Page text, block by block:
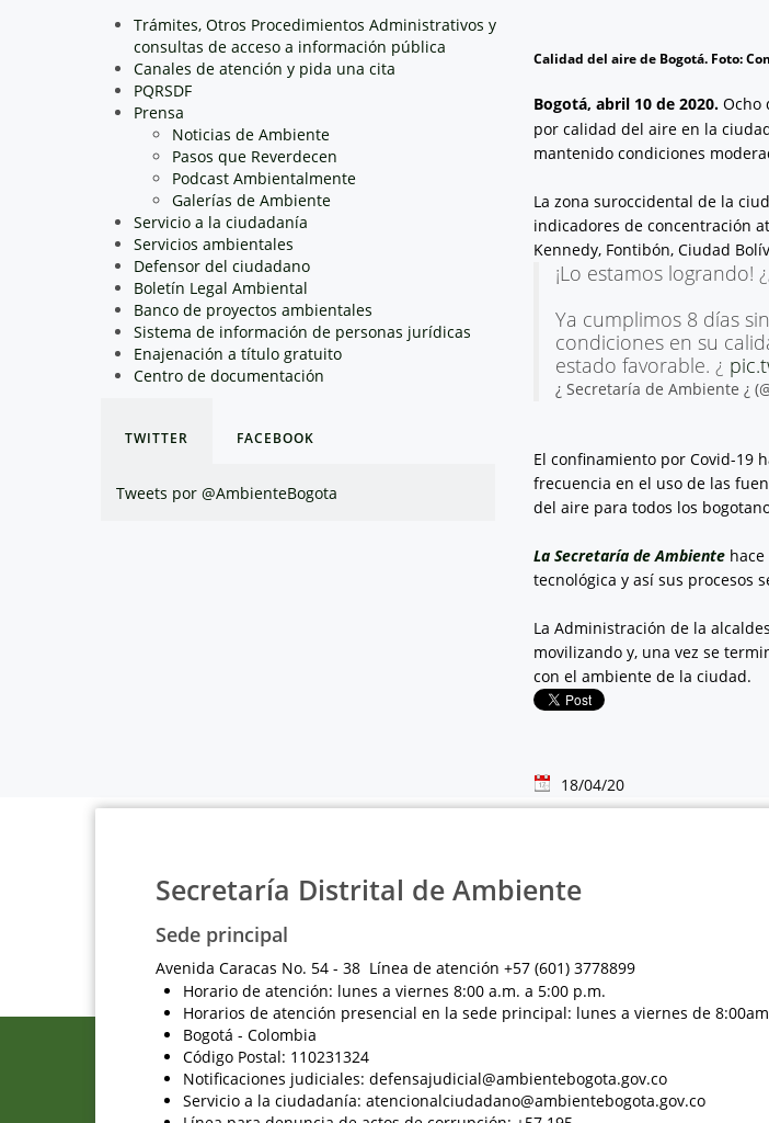
Trámites, Otros Procedimientos Administrativos y
consultas de acceso a información pública
Canales de atención y pida una cita
PQRSDF
Prensa
Noticias de Ambiente
Pasos que Reverdecen
Podcast Ambientalmente
Galerías de Ambiente
Servicio a la ciudadanía
Servicios ambientales
Defensor del ciudadano
Boletín Legal Ambiental
Banco de proyectos ambientales
Sistema de información de personas jurídicas
Enajenación a título gratuito
Centro de documentación
TWITTER FACEBOOK
Tweets por @AmbienteBogota
Calidad del aire de Bogotá. Foto:
Bogotá, abril 10 de 2020.Ocho
por calidad del aire en la
mantenido condiciones
La zona suroccidental de la
indicadores de concentración
Kennedy, Fontibón, Ciudad
¡Lo estamos logrando!
Ya cumplimos 8 días
condiciones en su
estado favorable. ¿
¿ Secretaría de Ambiente ¿
El confinamiento por Covid-19
frecuencia en el uso de las
del aire para todos los
La Secretaría de Ambiente
tecnológica y así sus procesos
La Administración de la
movilizando y, una vez se
con el ambiente de la ciudad.
18/04/20
Secretaría Distrital de Ambiente
Sede principal
Avenida Caracas No. 54 - 38 Línea de atención +57 (601) 3778899
Horario de atención: lunes a viernes 8:00 a.m. a 5:00 p.m.
Horarios de atención presencial en la sede principal: lunes a viernes de
Bogotá - Colombia
Código Postal: 110231324
Notificaciones judiciales: defensajudicial@ambientebogota.gov.co
Servicio a la ciudadanía: atencionalciudadano@ambientebogota.gov.co